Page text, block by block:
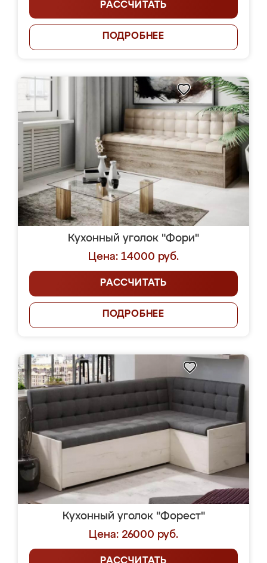
РАССЧИТАТЬ
ПОДРОБНЕЕ
Кухонный уголок "Фори"
Цена: 14000 руб.
РАССЧИТАТЬ
ПОДРОБНЕЕ
Кухонный уголок "Форест"
Цена: 26000 руб.